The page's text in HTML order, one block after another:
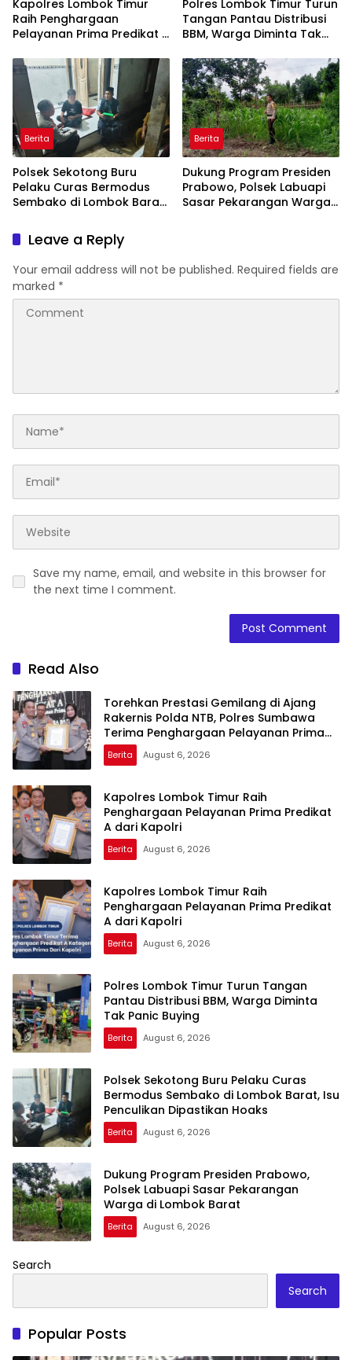
Kapolres Lombok Timur
Raih Penghargaan
Pelayanan Prima Predikat A
Polres Lombok Timur Turun
Tangan Pantau Distribusi
BBM, Warga Diminta Tak
Berita
Polsek Sekotong Buru
Pelaku Curas Bermodus
Sembako di Lombok Barat,
Hoaks
Berita
Dukung Program Presiden
Prabowo, Polsek Labuapi
Sasar Pekarangan Warga
Leave a Reply
Your email address will not be published. Required fields are
marked *
Save my name, email, and website in this browser for
the next time I comment.
Read Also
Torehkan Prestasi Gemilang di Ajang
Rakernis Polda NTB, Polres Sumbawa
Terima Penghargaan Pelayanan Prima
Kapolri
Berita August 6, 2026
Kapolres Lombok Timur Raih
Penghargaan Pelayanan Prima Predikat
A dari Kapolri
Berita August 6, 2026
Kapolres Lombok Timur Raih
Penghargaan Pelayanan Prima Predikat
A dari Kapolri
Berita August 6, 2026
Polres Lombok Timur Turun Tangan
Pantau Distribusi BBM, Warga Diminta
Tak Panic Buying
Berita August 6, 2026
Polsek Sekotong Buru Pelaku Curas
Bermodus Sembako di Lombok Barat, Isu
Penculikan Dipastikan Hoaks
Berita August 6, 2026
Dukung Program Presiden Prabowo,
Polsek Labuapi Sasar Pekarangan
Warga di Lombok Barat
Berita August 6, 2026
Search
Search
Popular Posts